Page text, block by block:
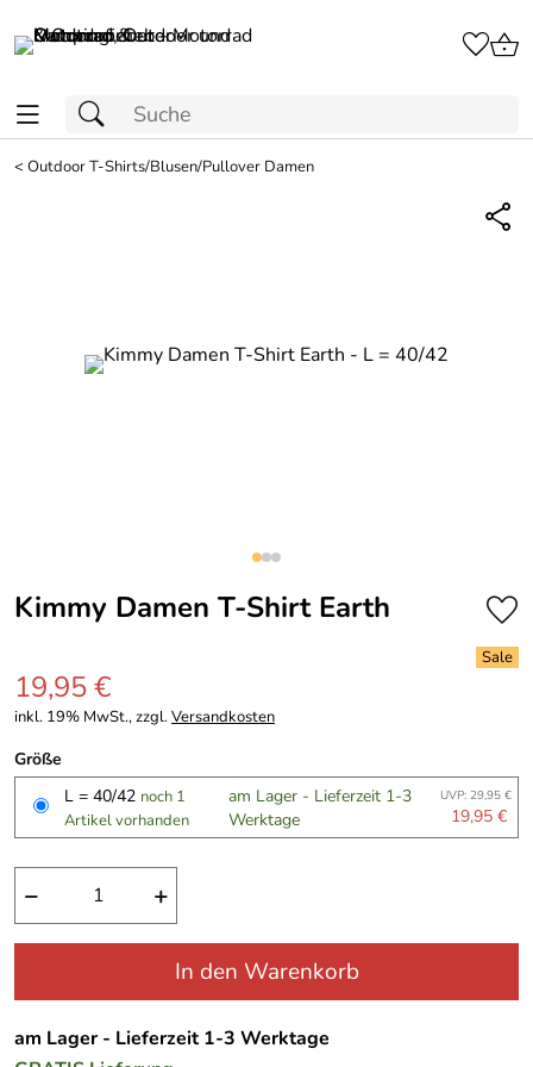
<Outdoor T-Shirts/Blusen/Pullover Damen
Kimmy Damen T-Shirt Earth
19,95 €
inkl. 19% MwSt., zzgl.Versandkosten
Größe
L = 40/42 noch 1
Artikel vorhanden
am Lager - Lieferzeit 1-3
Werktage
UVP: 29,95 €
19,95 €
− +
In den Warenkorb
am Lager - Lieferzeit 1-3 Werktage